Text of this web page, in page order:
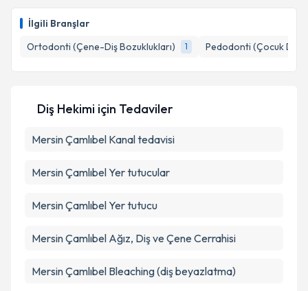
İlgili Branşlar
Ortodonti (Çene-Diş Bozuklukları)
1 Pedodonti (Çocuk Diş
takvim hazırlandığında e-posta ile bilgilendireceğiz.
Metni'ni okudum ve kişisel verilerimin belirtilen
Diş Hekimi için Tedaviler
Mersin Çamlıbel Kanal tedavisi
Mersin Çamlıbel Yer tutucular
Mersin Çamlıbel Yer tutucu
Mersin Çamlıbel Ağız, Diş ve Çene Cerrahisi
Mersin Çamlıbel Bleaching (diş beyazlatma)